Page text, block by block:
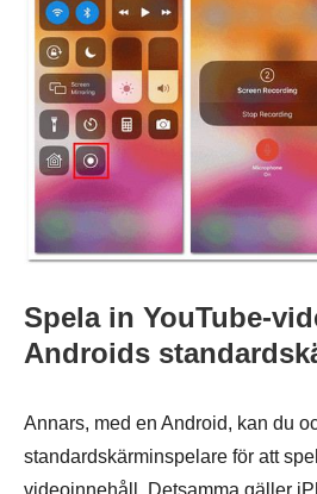
Spela in YouTube-
Androids
Annars, med en Android, kan du
standardskärminspelare för att